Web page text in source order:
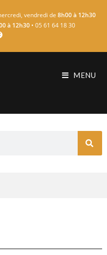
vendredi de 8h00 à 12h30
à 12h30 • 05 61 64 18 30
MENU